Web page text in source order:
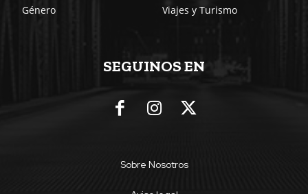
Género
Viajes y Turismo
SEGUINOS EN
Sobre Nosotros